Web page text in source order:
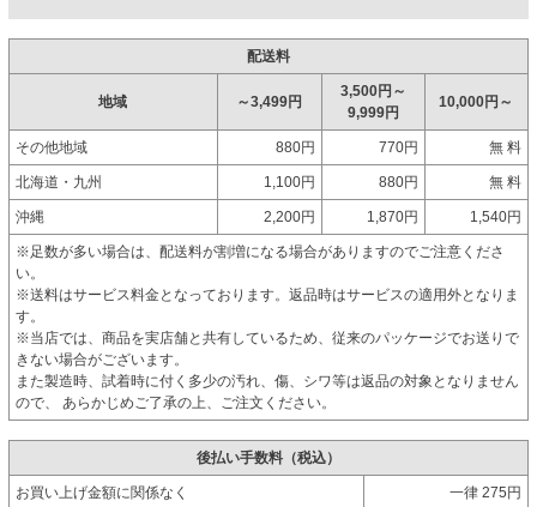
配送料
地域 ～3,499円
3,500円～
9,999円
10,000円～
その他地域 880円 770円 無 料
北海道・九州 1,100円 880円 無 料
沖縄 2,200円 1,870円 1,540円
※足数が多い場合は、配送料が割増になる場合がありますのでご注意くださ
い。
※送料はサービス料金となっております。返品時はサービスの適用外となりま
す。
※当店では、商品を実店舗と共有しているため、従来のパッケージでお送りで
きない場合がございます。
また製造時、試着時に付く多少の汚れ、傷、シワ等は返品の対象となりません
ので、 あらかじめご了承の上、ご注文ください。
後払い手数料（税込）
お買い上げ金額に関係なく 一律 275円